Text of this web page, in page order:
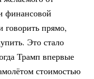
финансовой
говорить прямо,
Это стало
Трамп впервые
стоимостью